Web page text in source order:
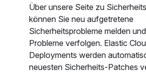
Über unsere Seite zu
können Sie neu aufgetretene
Sicherheitsprobleme melden
Probleme verfolgen. Elastic
Deployments werden
neuesten Sicherheits-Patches